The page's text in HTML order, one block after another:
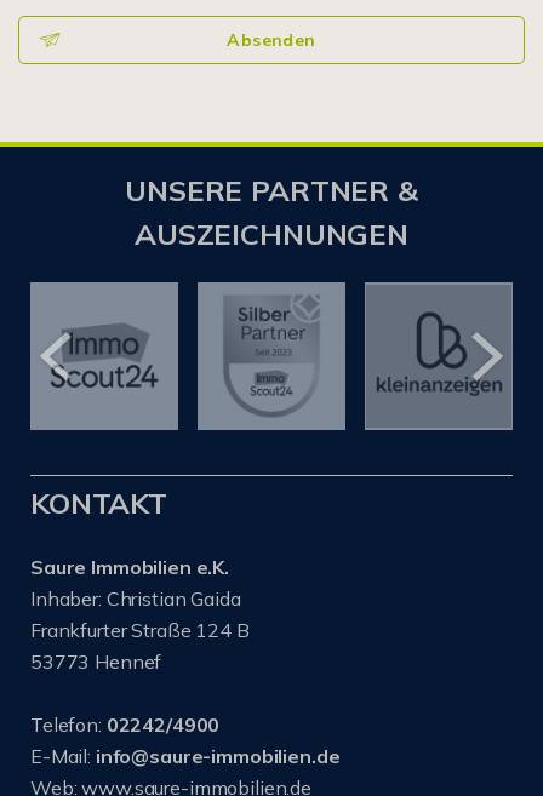
Absenden
UNSERE PARTNER &
AUSZEICHNUNGEN
KONTAKT
Saure Immobilien e.K.
Inhaber: Christian Gaida
Frankfurter Straße 124 B
53773 Hennef
Telefon: 02242/4900
E-Mail: info@saure-immobilien.de
Web: www.saure-immobilien.de